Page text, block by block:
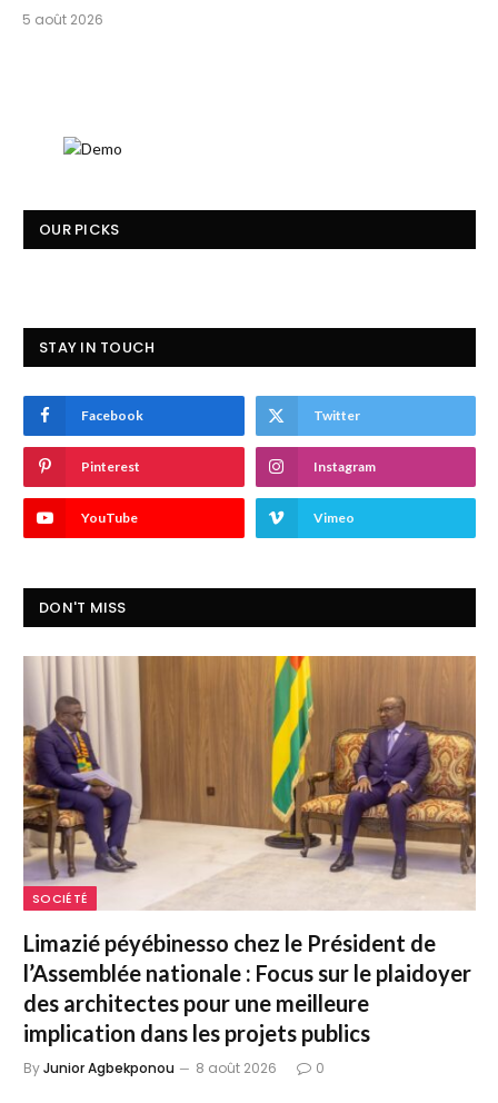
5 août 2026
OUR PICKS
STAY IN TOUCH
Facebook Twitter
Pinterest Instagram
YouTube Vimeo
DON'T MISS
SOCIÉTÉ
Limazié péyébinesso chez le Président de
l’Assemblée nationale : Focus sur le plaidoyer
des architectes pour une meilleure
implication dans les projets publics
ByJunior Agbekponou 8 août 2026 0